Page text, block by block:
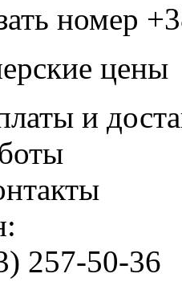
номер
цены
и
257-50-36